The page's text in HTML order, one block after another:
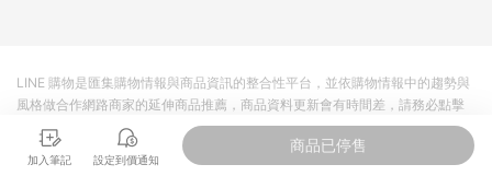
加入筆記 設定到價通知
商品已停售
LINE 購物是匯集購物情報與商品資訊的整合性平台，並依購物情報中的趨勢與
風格做合作網路商家的延伸商品推薦，商品資料更新會有時間差，請務必點擊
商品至各合作網路商家，確認現售價與購物條件，一切資訊以合作廠商網頁為
準。